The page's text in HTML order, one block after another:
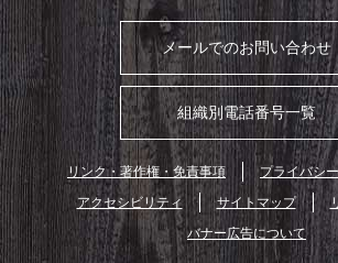
メールでのお問い合わせ
組織別電話番号一覧
リンク・著作権・免責事項
プライバシ
アクセシビリティ
サイトマップ
バナー広告について